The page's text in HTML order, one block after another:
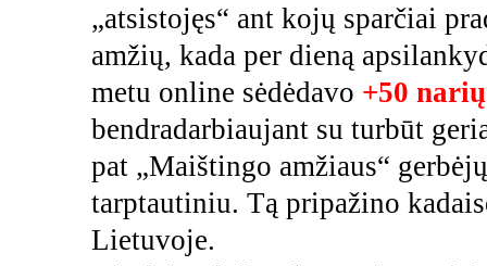
„atsistojęs“ ant kojų sparčiai
amžių, kada per dieną
metu online sėdėdavo +50 narių
bendradarbiaujant su turbūt
pat „Maištingo amžiaus“
tarptautiniu. Tą pripažino
Lietuvoje.